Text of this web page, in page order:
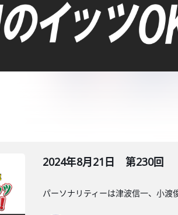
2024年8月21日 第230回
パーソナリティーは津波信一、小渡